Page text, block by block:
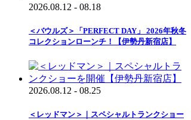
2026.08.12 - 08.18
＜バウルズ＞「PERFECT DAY」 2026年秋冬
コレクションローンチ！【伊勢丹新宿店】
2026.08.12 - 08.25
＜レッドマン＞｜スペシャルトランクショー